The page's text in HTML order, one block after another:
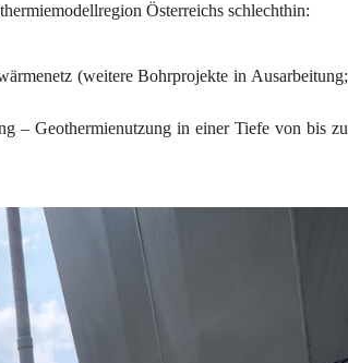
Österreichs schlechthin:
(weitere Bohrprojekte in Ausarbeitung;
– Geothermienutzung in einer Tiefe von bis zu